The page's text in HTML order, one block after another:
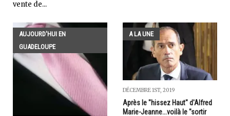
vente de...
AUJOURD'HUI EN
GUADELOUPE
A LA UNE
DÉCEMBRE 1ST, 2019
Après le "hissez Haut" d'Alfred
Marie-Jeanne...voilà le "sortir